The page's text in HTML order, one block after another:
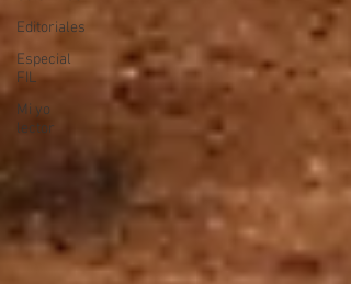
Editoriales
Especial
FIL
Mi yo
lector